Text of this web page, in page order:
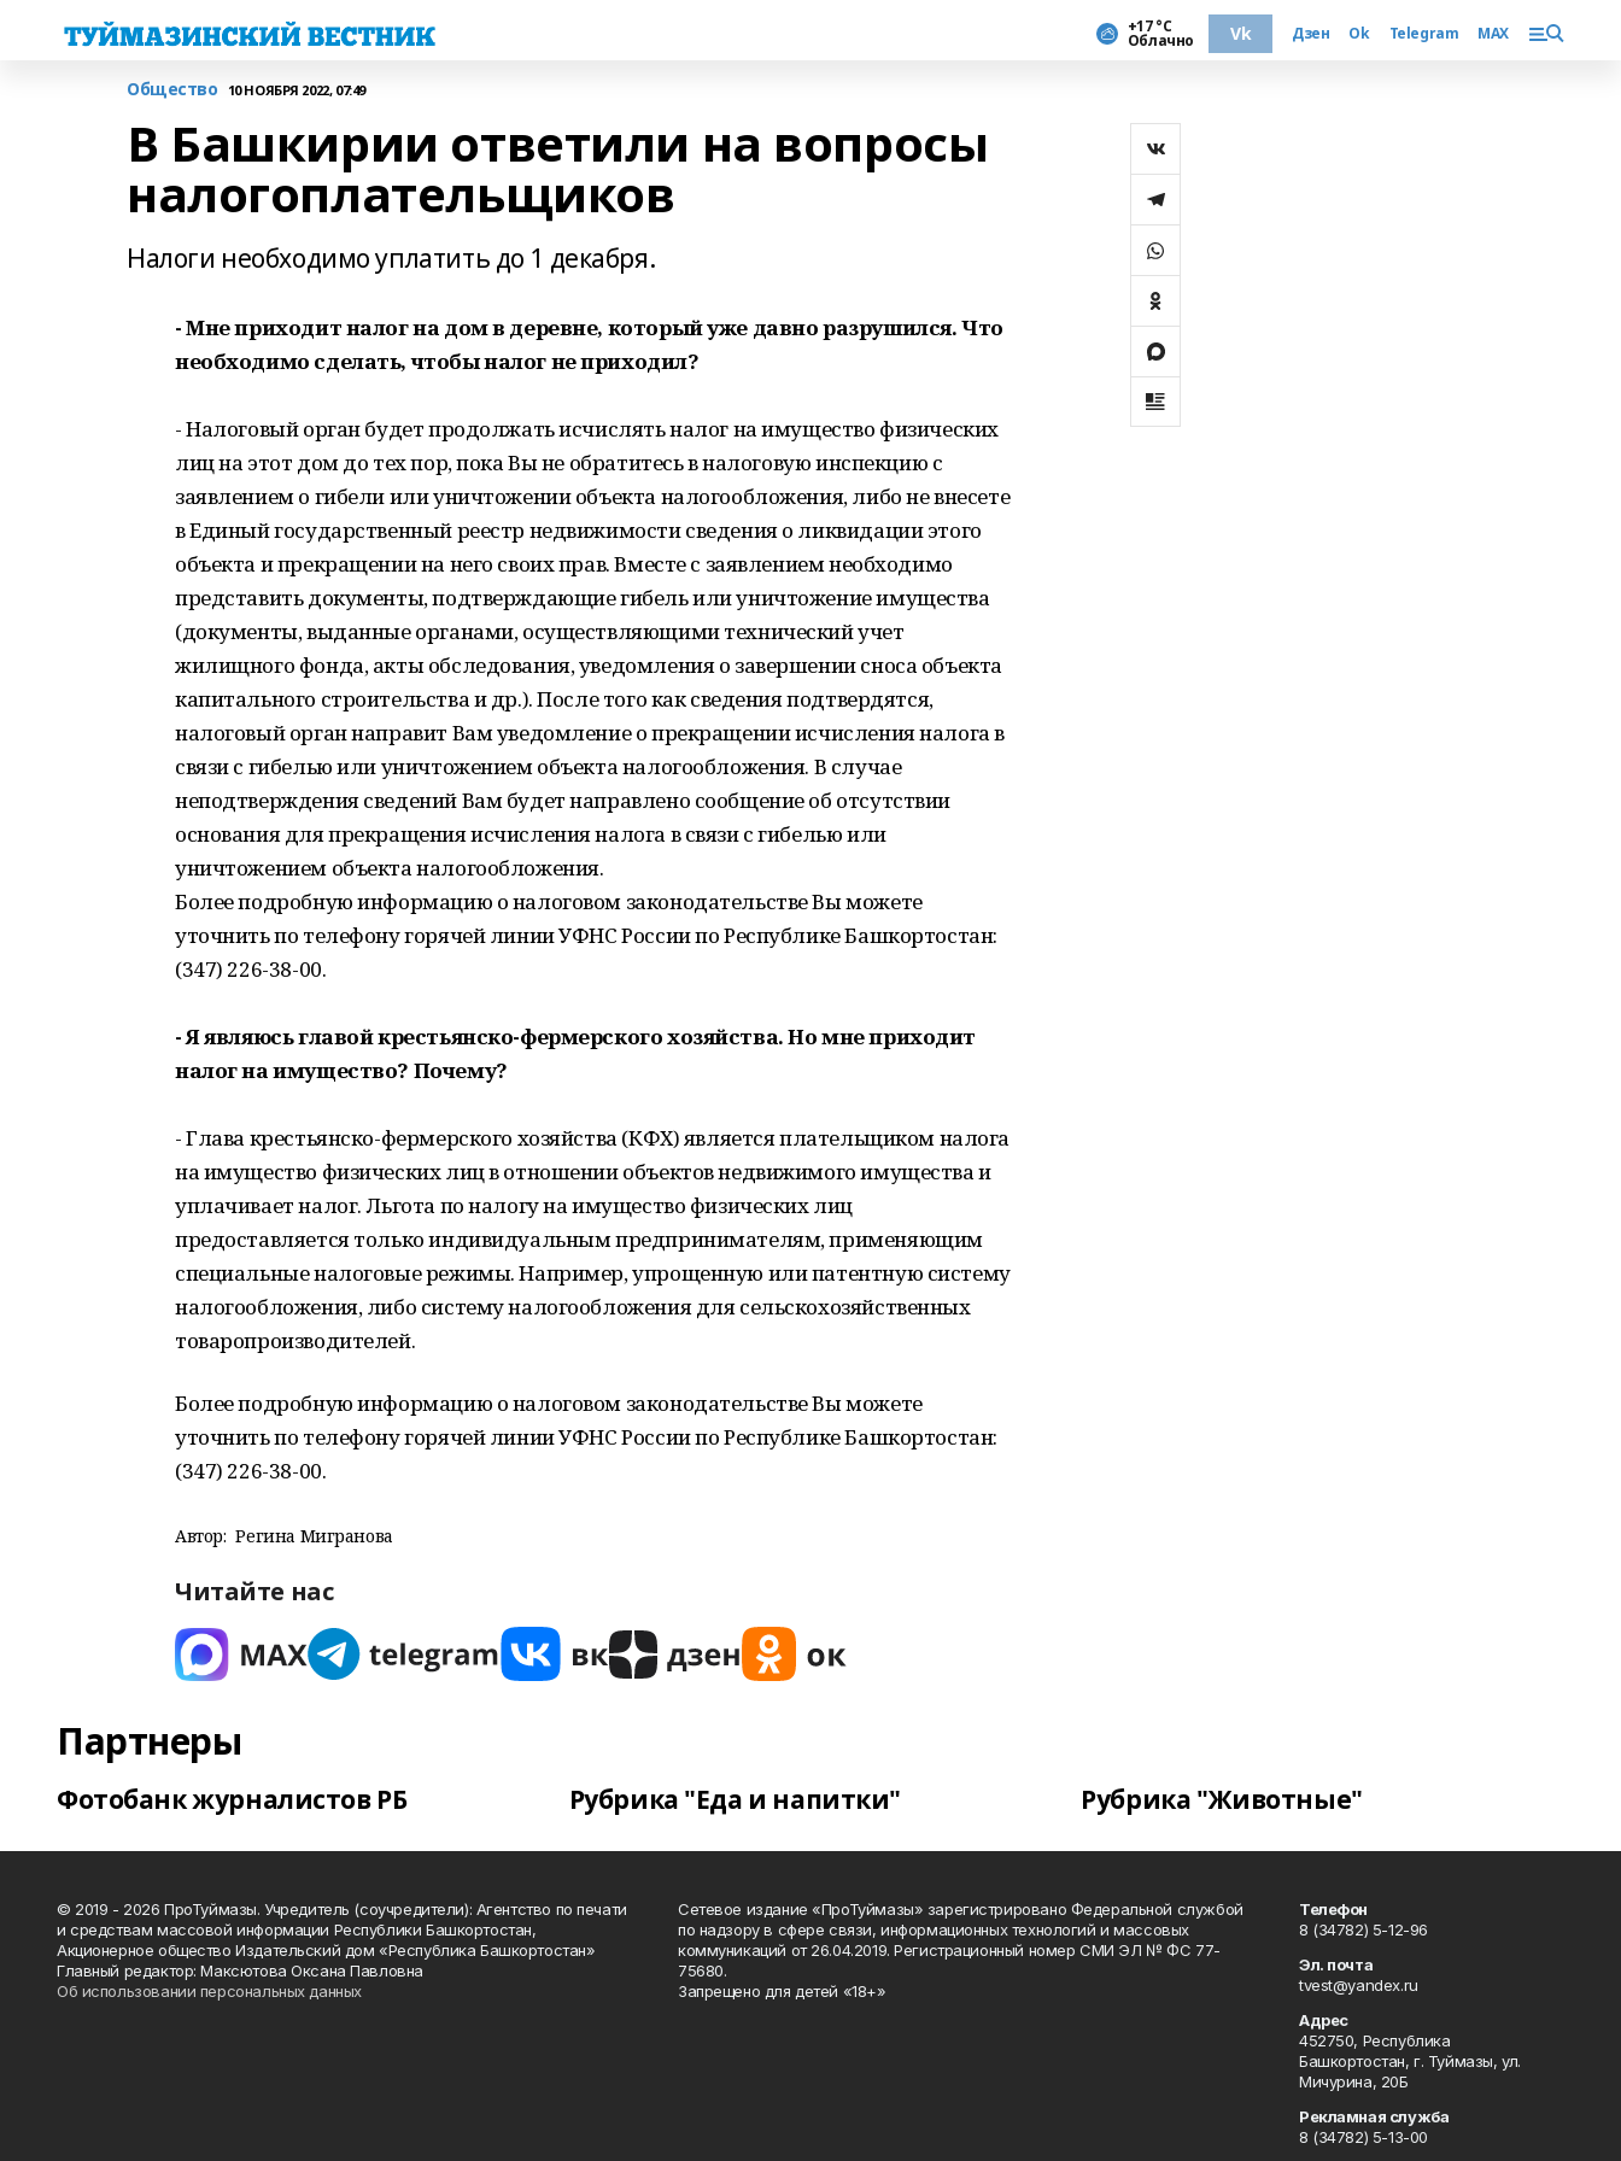
+17 °С
Облачно Vk Дзен Ok Telegram MAX
Общество 10 НОЯБРЯ 2022, 07:49
В Башкирии ответили на вопросы
налогоплательщиков
Налоги необходимо уплатить до 1 декабря.
- Мне приходит налог на дом в деревне, который уже давно разрушился. Что
необходимо сделать, чтобы налог не приходил?
- Налоговый орган будет продолжать исчислять налог на имущество физических
лиц на этот дом до тех пор, пока Вы не обратитесь в налоговую инспекцию с
заявлением о гибели или уничтожении объекта налогообложения, либо не внесете
в Единый государственный реестр недвижимости сведения о ликвидации этого
объекта и прекращении на него своих прав. Вместе с заявлением необходимо
представить документы, подтверждающие гибель или уничтожение имущества
(документы, выданные органами, осуществляющими технический учет
жилищного фонда, акты обследования, уведомления о завершении сноса объекта
капитального строительства и др.). После того как сведения подтвердятся,
налоговый орган направит Вам уведомление о прекращении исчисления налога в
связи с гибелью или уничтожением объекта налогообложения. В случае
неподтверждения сведений Вам будет направлено сообщение об отсутствии
основания для прекращения исчисления налога в связи с гибелью или
уничтожением объекта налогообложения.
Более подробную информацию о налоговом законодательстве Вы можете
уточнить по телефону горячей линии УФНС России по Республике Башкортостан:
(347) 226-38-00.
- Я являюсь главой крестьянско-фермерского хозяйства. Но мне приходит
налог на имущество? Почему?
- Глава крестьянско-фермерского хозяйства (КФХ) является плательщиком налога
на имущество физических лиц в отношении объектов недвижимого имущества и
уплачивает налог. Льгота по налогу на имущество физических лиц
предоставляется только индивидуальным предпринимателям, применяющим
специальные налоговые режимы. Например, упрощенную или патентную систему
налогообложения, либо систему налогообложения для сельскохозяйственных
товаропроизводителей.
Более подробную информацию о налоговом законодательстве Вы можете
уточнить по телефону горячей линии УФНС России по Республике Башкортостан:
(347) 226-38-00.
Автор: Регина Мигранова
Читайте нас
Партнеры
Фотобанк журналистов РБ Рубрика "Еда и напитки" Рубрика "Животные"
© 2019 - 2026 ПроТуймазы. Учредитель (соучредители): Агентство по печати
и средствам массовой информации Республики Башкортостан,
Акционерное общество Издательский дом «Республика Башкортостан»
Главный редактор: Максютова Оксана Павловна
Об использовании персональных данных
Сетевое издание «ПроТуймазы» зарегистрировано Федеральной службой
по надзору в сфере связи, информационных технологий и массовых
коммуникаций от 26.04.2019. Регистрационный номер СМИ ЭЛ № ФС 77-
75680.
Запрещено для детей «18+»
Телефон
8 (34782) 5-12-96
Эл. почта
tvest@yandex.ru
Адрес
452750, Республика
Башкортостан, г. Туймазы, ул.
Мичурина, 20Б
Рекламная служба
8 (34782) 5-13-00